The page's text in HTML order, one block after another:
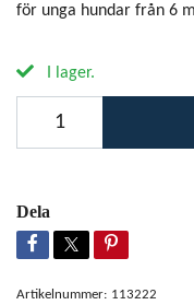
för unga hundar från 6
I lager.
Dela
Artikelnummer: 113222